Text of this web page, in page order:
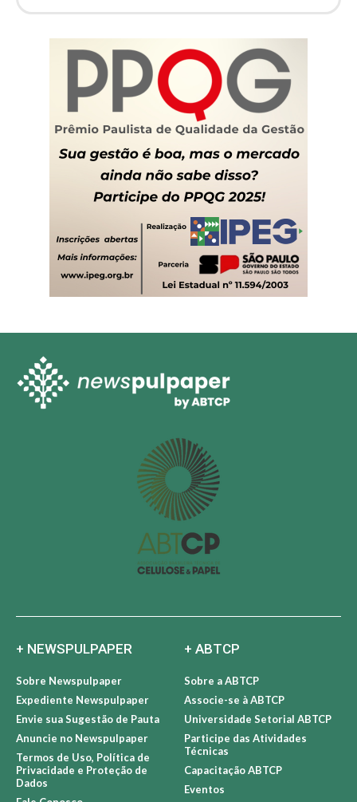
+ NEWSPULPAPER
Sobre Newspulpaper
Expediente Newspulpaper
Envie sua Sugestão de Pauta
Anuncie no Newspulpaper
Termos de Uso, Política de
Privacidade e Proteção de
Dados
+ ABTCP
Sobre a ABTCP
Associe-se à ABTCP
Universidade Setorial ABTCP
Participe das Atividades
Técnicas
Capacitação ABTCP
Eventos